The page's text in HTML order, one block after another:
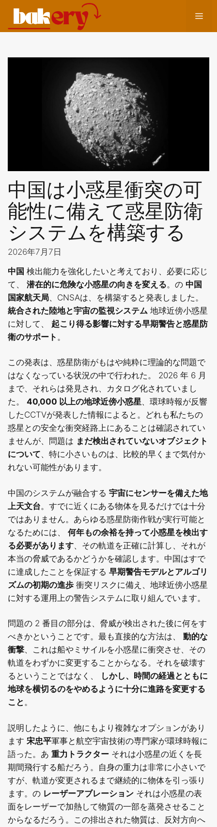
テ
メ
中国は小惑星衝突の可
能性に備えて惑星防衛
システムを構築する
2026年7月7日
中国 検出能力を強化したいと考えており、必要に応じ
て、 潜在的に危険な小惑星の向きを変える。の 中国
国家航天局、CNSAは、を構築すると発表しました。
統合された陸地と宇宙の監視システム 地球近傍小惑星
に対して、 起こり得る影響に対する早期警告と惑星防
衛のサポート 。
この発表は、惑星防衛がもはや純粋に理論的な問題で
はなくなっている状況の中で行われた。 2026 年 6 月
まで、それらは発見され、カタログ化されていまし
た。 40,000 以上の地球近傍小惑星、環球時報が反響
したCCTVが発表した情報によると。どれも私たちの
惑星との安全な衝突経路上にあることは確認されてい
ませんが、問題は まだ検出されていないオブジェクト
について、特に小さいものは、比較的早くまで気付か
れない可能性があります。
中国のシステムが融合する 宇宙にセンサーを備えた地
上天文台。すでに近くにある物体を見るだけでは十分
ではありません。あらゆる惑星防衛作戦が実行可能と
なるためには、 何年もの余裕を持って小惑星を検出す
る必要があります、その軌道を正確に計算し、それが
本当の脅威であるかどうかを確認します。中国はすで
に達成したことを保証する 早期警告モデルとアルゴリ
ズムの初期の進歩 衝突リスクに備え、地球近傍小惑星
に対する運用上の警告システムに取り組んでいます。
問題の 2 番目の部分は、脅威が検出された後に何をす
べきかということです。最も直接的な方法は、 動的な
衝撃、これは船やミサイルを小惑星に衝突させ、その
軌道をわずかに変更することからなる。それを破壊す
るということではなく、
しかし、時間の経過とともに
地球を横切るのをやめるように十分に進路を変更する
こと。
説明したように、他にもより複雑なオプションがあり
ます 宋忠平軍事と航空宇宙技術の専門家が環球時報に
語った。あ 重力トラクター それは小惑星の近くを長
期間飛行する船だろう。自身の重力は非常に小さいで
すが、軌道が変更されるまで継続的に物体を引っ張り
ます。の レーザーアブレーション それは小惑星の表
面をレーザーで加熱して物質の一部を蒸発させること
からなるだろう。この排出された物質は、反対方向へ